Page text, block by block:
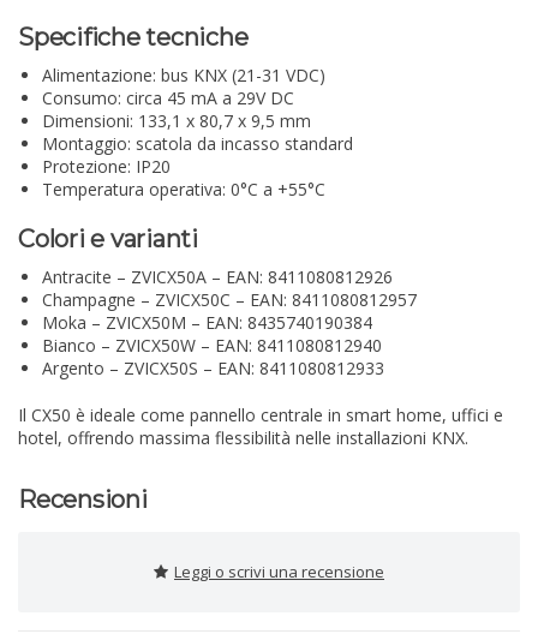
Specifiche tecniche
Alimentazione: bus KNX (21-31 VDC)
Consumo: circa 45 mA a 29V DC
Dimensioni: 133,1 x 80,7 x 9,5 mm
Montaggio: scatola da incasso standard
Protezione: IP20
Temperatura operativa: 0°C a +55°C
Colori e varianti
Antracite – ZVICX50A – EAN: 8411080812926
Champagne – ZVICX50C – EAN: 8411080812957
Moka – ZVICX50M – EAN: 8435740190384
Bianco – ZVICX50W – EAN: 8411080812940
Argento – ZVICX50S – EAN: 8411080812933
Il CX50 è ideale come pannello centrale in smart home, uffici e
hotel, offrendo massima flessibilità nelle installazioni KNX.
Recensioni
Leggi o scrivi una recensione